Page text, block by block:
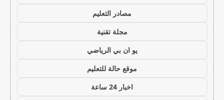
مصادر التعليم
مجلة تقنية
يو ان بي الرياضي
موقع حالة للتعليم
اخبار 24 ساعة